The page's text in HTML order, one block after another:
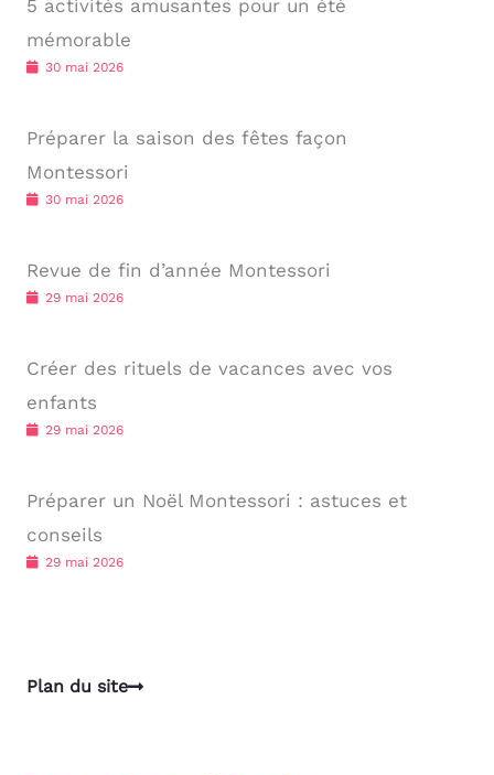
5 activités amusantes pour un été
mémorable
30 mai 2026
Préparer la saison des fêtes façon
Montessori
30 mai 2026
Revue de fin d’année Montessori
29 mai 2026
Créer des rituels de vacances avec vos
enfants
29 mai 2026
Préparer un Noël Montessori : astuces et
conseils
29 mai 2026
Plan du site